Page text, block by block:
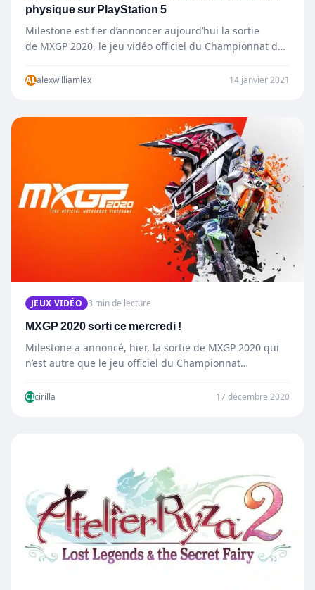
physique sur PlayStation 5
Milestone est fier d’annoncer aujourd’hui la sortie
de MXGP 2020, le jeu vidéo officiel du Championnat du
ALalexwilliamlex 14 janvier 2021
JEUX VIDÉO 3 min de lecture
MXGP 2020 sorti ce mercredi !
Milestone a annoncé, hier, la sortie de MXGP 2020 qui
n’est autre que le jeu officiel du Championnat…
CIcirilla 17 décembre 2020